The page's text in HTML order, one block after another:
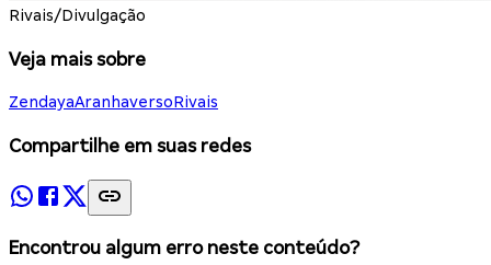
Rivais/Divulgação
Veja mais sobre
ZendayaAranhaversoRivais
Compartilhe em suas redes
Encontrou algum erro neste conteúdo?